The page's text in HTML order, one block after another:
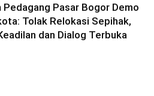
Pedagang Pasar Bogor Demo
Tolak Relokasi Sepihak,
dan Dialog Terbuka